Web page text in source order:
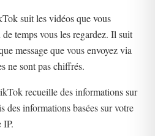
suit les vidéos que vous
temps vous les regardez. Il suit
message que vous envoyez via
ne sont pas chiffrés.
recueille des informations sur
des informations basées sur votre
IP.